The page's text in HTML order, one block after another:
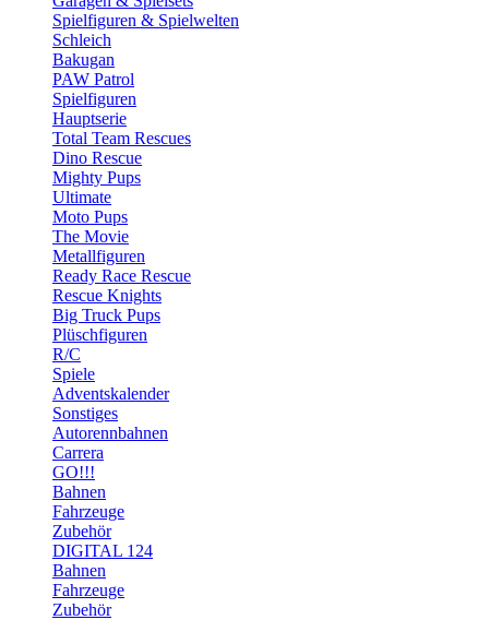
Spielfiguren & Spielwelten
Schleich
Bakugan
PAW Patrol
Spielfiguren
Hauptserie
Total Team Rescues
Dino Rescue
Mighty Pups
Ultimate
Moto Pups
The Movie
Metallfiguren
Ready Race Rescue
Rescue Knights
Big Truck Pups
Plüschfiguren
R/C
Spiele
Adventskalender
Sonstiges
Autorennbahnen
Carrera
GO!!!
Bahnen
Fahrzeuge
Zubehör
DIGITAL 124
Bahnen
Fahrzeuge
Zubehör